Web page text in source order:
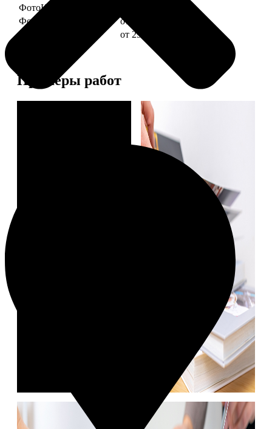
ФотоКниги "Слим"
ФотоКниги "Лайт"
от 2990
ФотоКниги "Софт"
от 2990
Примеры работ